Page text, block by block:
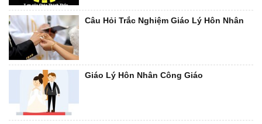
Câu Hỏi Trắc Nghiệm Giáo Lý Hôn Nhân
Giáo Lý Hôn Nhân Công Giáo